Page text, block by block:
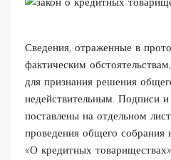
Сведения, отраженные в
фактическим
для признания решения
недействительным. Подписи и
поставлены на отдельном
проведения общего
«О кредитных